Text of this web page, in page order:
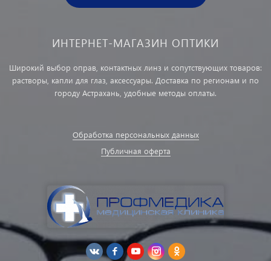
ИНТЕРНЕТ-МАГАЗИН ОПТИКИ
Широкий выбор оправ, контактных линз и сопутствующих товаров:
растворы, капли для глаз, аксессуары. Доставка по регионам и по
городу Астрахань, удобные методы оплаты.
Обработка персональных данных
Публичная оферта